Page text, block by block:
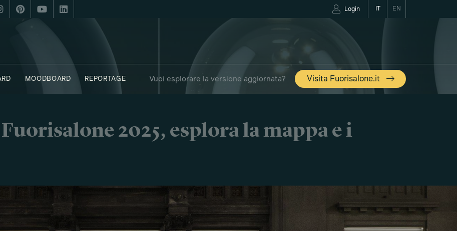
EN
Login
MOODBOARD REPORTAGE Vuoi esplorare la versione aggiornata? Visita Fuorisalone.it
2025, esplora la mappa e i